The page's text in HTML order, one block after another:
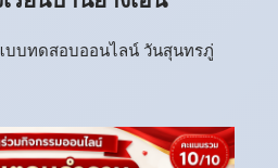
บบทดสอบออนไลน์ วันสุนทรภู่